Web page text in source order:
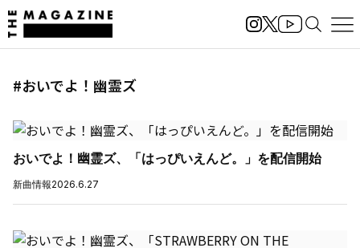
#おいでよ！幽霊ズ
おいでよ！幽霊ズ、「はっぴいえんど。」を配信開始
新曲情報2026.6.27